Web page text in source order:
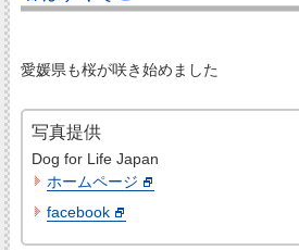
愛媛県も桜が咲き始めました
写真提供
Dog for Life Japan
ホームページ
facebook